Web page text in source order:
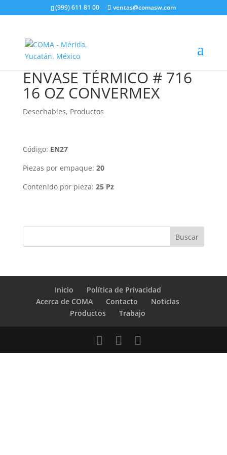
(999) 611 81 00 ventas@comasw.com
ENVASE TÉRMICO # 716
16 OZ CONVERMEX
Desechables, Productos
Código: EN27
Piezas por empaque: 20
Contenido por pieza: 25 Pz
Inicio
Política de Privacidad
Acerca de COMA
Contacto
Noticias
Productos
Trabajo